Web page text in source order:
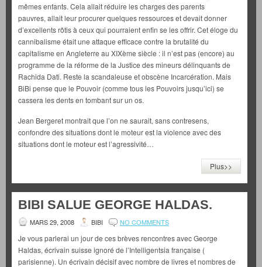
mêmes enfants. Cela allait réduire les charges des parents
pauvres, allait leur procurer quelques ressources et devait donner
d’excellents rôtis à ceux qui pourraient enfin se les offrir. Cet éloge du
cannibalisme était une attaque efficace contre la brutalité du
capitalisme en Angleterre au XIXème siècle : il n’est pas (encore) au
programme de la réforme de la Justice des mineurs délinquants de
Rachida Dati. Reste la scandaleuse et obscène Incarcération. Mais
BiBi pense que le Pouvoir (comme tous les Pouvoirs jusqu’ici) se
cassera les dents en tombant sur un os.
Jean Bergeret montrait que l’on ne saurait, sans contresens,
confondre des situations dont le moteur est la violence avec des
situations dont le moteur est l’agressivité…
Plus>>
BIBI SALUE GEORGE HALDAS.
MARS 29, 2008 BIBI NO COMMENTS
Je vous parlerai un jour de ces brèves rencontres avec George
Haldas, écrivain suisse ignoré de l’Intelligentsia française (
parisienne). Un écrivain décisif avec nombre de livres et nombres de